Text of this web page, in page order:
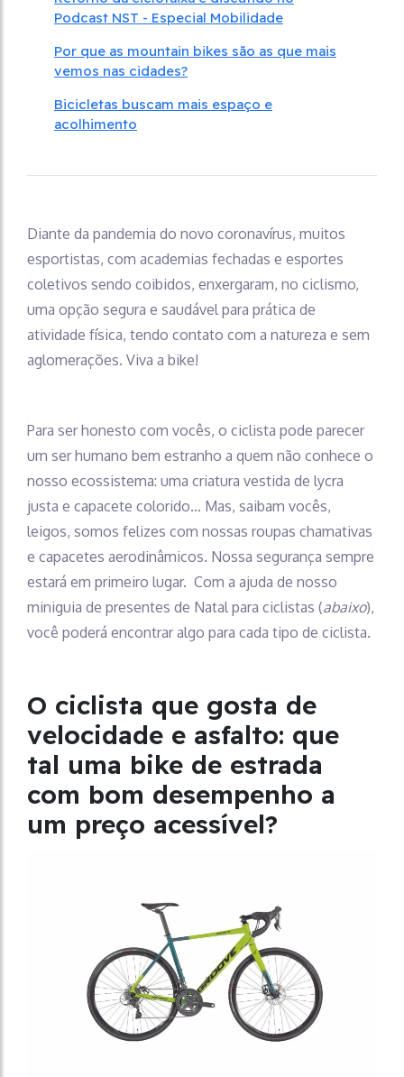
Podcast NST - Especial Mobilidade
Por que as mountain bikes são as que mais
vemos nas cidades?
Bicicletas buscam mais espaço e
acolhimento
Diante da pandemia do novo coronavírus, muitos
esportistas, com academias fechadas e esportes
coletivos sendo coibidos, enxergaram, no ciclismo,
uma opção segura e saudável para prática de
atividade física, tendo contato com a natureza e sem
aglomerações. Viva a bike!
Para ser honesto com vocês, o ciclista pode parecer
um ser humano bem estranho a quem não conhece o
nosso ecossistema: uma criatura vestida de lycra
justa e capacete colorido… Mas, saibam vocês,
leigos, somos felizes com nossas roupas chamativas
e capacetes aerodinâmicos. Nossa segurança sempre
estará em primeiro lugar. Com a ajuda de nosso
miniguia de presentes de Natal para ciclistas (abaixo),
você poderá encontrar algo para cada tipo de ciclista.
O ciclista que gosta de
velocidade e asfalto: que
tal uma bike de estrada
com bom desempenho a
um preço acessível?